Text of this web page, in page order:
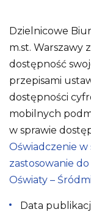
Dzielnicowe
m.st. Warszawy
dostępność
przepisami
dostępności
mobilnych
w sprawie
Oświadczenie w
zastosowanie
Oświaty –
Data